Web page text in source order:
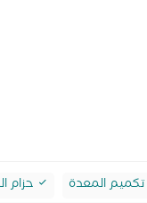
تكميم المعدة
حزام